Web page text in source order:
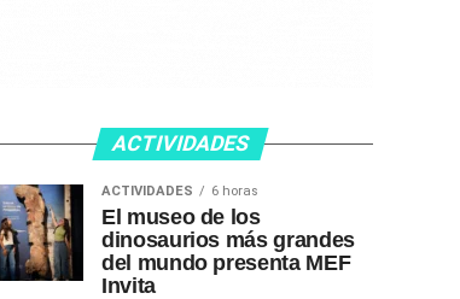
ACTIVIDADES
ACTIVIDADES 6 horas
El museo de los
dinosaurios más grandes
del mundo presenta MEF
Invita